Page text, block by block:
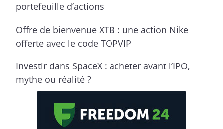
portefeuille d’actions
Offre de bienvenue XTB : une action Nike
offerte avec le code TOPVIP
Investir dans SpaceX : acheter avant l’IPO,
mythe ou réalité ?